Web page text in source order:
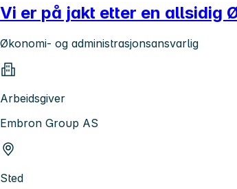
Vi er på jakt etter en allsidig
Økonomi- og administrasjonsansvarlig
Arbeidsgiver
Embron Group AS
Sted